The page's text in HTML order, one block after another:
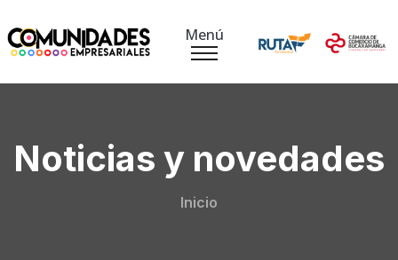
Menú
Noticias y novedades
Inicio